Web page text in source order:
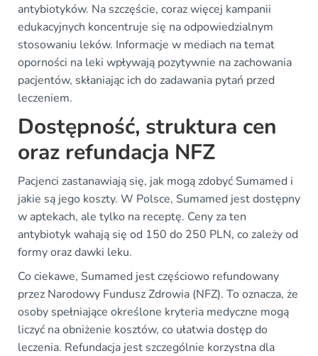
antybiotyków. Na szczęście, coraz więcej kampanii
edukacyjnych koncentruje się na odpowiedzialnym
stosowaniu leków. Informacje w mediach na temat
oporności na leki wpływają pozytywnie na zachowania
pacjentów, skłaniając ich do zadawania pytań przed
leczeniem.
Dostępność, struktura cen
oraz refundacja NFZ
Pacjenci zastanawiają się, jak mogą zdobyć Sumamed i
jakie są jego koszty. W Polsce, Sumamed jest dostępny
w aptekach, ale tylko na receptę. Ceny za ten
antybiotyk wahają się od 150 do 250 PLN, co zależy od
formy oraz dawki leku.
Co ciekawe, Sumamed jest częściowo refundowany
przez Narodowy Fundusz Zdrowia (NFZ). To oznacza, że
osoby spełniające określone kryteria medyczne mogą
liczyć na obniżenie kosztów, co ułatwia dostęp do
leczenia. Refundacja jest szczególnie korzystna dla